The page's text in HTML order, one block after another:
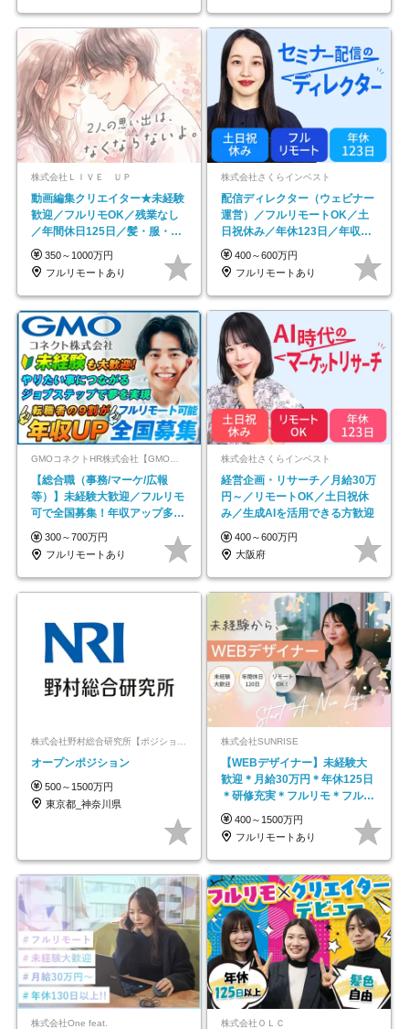
株式会社ＬＩＶＥ ＵＰ
動画編集クリエイター★未経験
歓迎／フルリモOK／残業なし
／年間休日125日／髪・服・ネ
イル自由／研修充実で安心
350～1000万円
フルリモートあり
株式会社さくらインベスト
配信ディレクター（ウェビナー
運営）／フルリモートOK／土
日祝休み／年休123日／年収
600万円可
400～600万円
フルリモートあり
GMOコネクトHR株式会社【GMOインターネットグループ】
【総合職（事務/マーケ/広報
等）】未経験大歓迎／フルリモ
可で全国募集！年収アップ多数
★年休最大130日★
300～700万円
フルリモートあり
株式会社さくらインベスト
経営企画・リサーチ／月給30万
円～／リモートOK／土日祝休
み／生成AIを活用できる方歓迎
400～600万円
大阪府
オープンポジション
500～1500万円
東京都_神奈川県
株式会社SUNRISE
【WEBデザイナー】未経験大
歓迎＊月給30万円＊年休125日
＊研修充実＊フルリモ＊フルフ
レックス＊
400～1500万円
フルリモートあり
株式会社One feat. 株式会社ＯＬＣ